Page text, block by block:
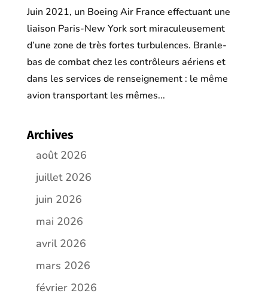
Juin 2021, un Boeing Air France effectuant une
liaison Paris-New York sort miraculeusement
d’une zone de très fortes turbulences. Branle-
bas de combat chez les contrôleurs aériens et
dans les services de renseignement : le même
avion transportant les mêmes...
Archives
août 2026
juillet 2026
juin 2026
mai 2026
avril 2026
mars 2026
février 2026